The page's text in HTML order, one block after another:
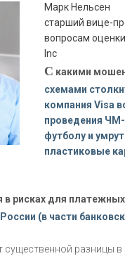
Марк Нельсен
старший вице-
вопросам
Inc
С какими
схемами
компания Visa
проведения ЧМ-
футболу и
пластиковые
в рисках для
(в части
существенной разницы в